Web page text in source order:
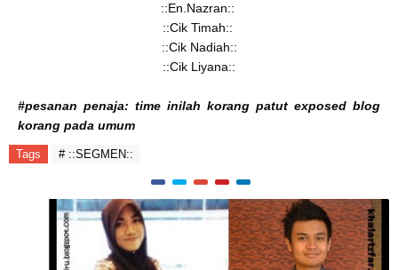
::En.Nazran::
::Cik Timah::
::Cik Nadiah::
::Cik Liyana::
#pesanan penaja: time inilah korang patut exposed blog
korang pada umum
Tags # ::SEGMEN::